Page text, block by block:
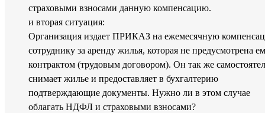
страховыми взносами данную компенсацию.
и вторая ситуация:
Организация издает ПРИКАЗ на ежемесячную
сотруднику за аренду жилья, которая не предусмотрена
контрактом (трудовым договором). Он так же
снимает жилье и предоставляет в бухгалтерию
подтверждающие документы. Нужно ли в этом случае
облагать НДФЛ и страховыми взносами?